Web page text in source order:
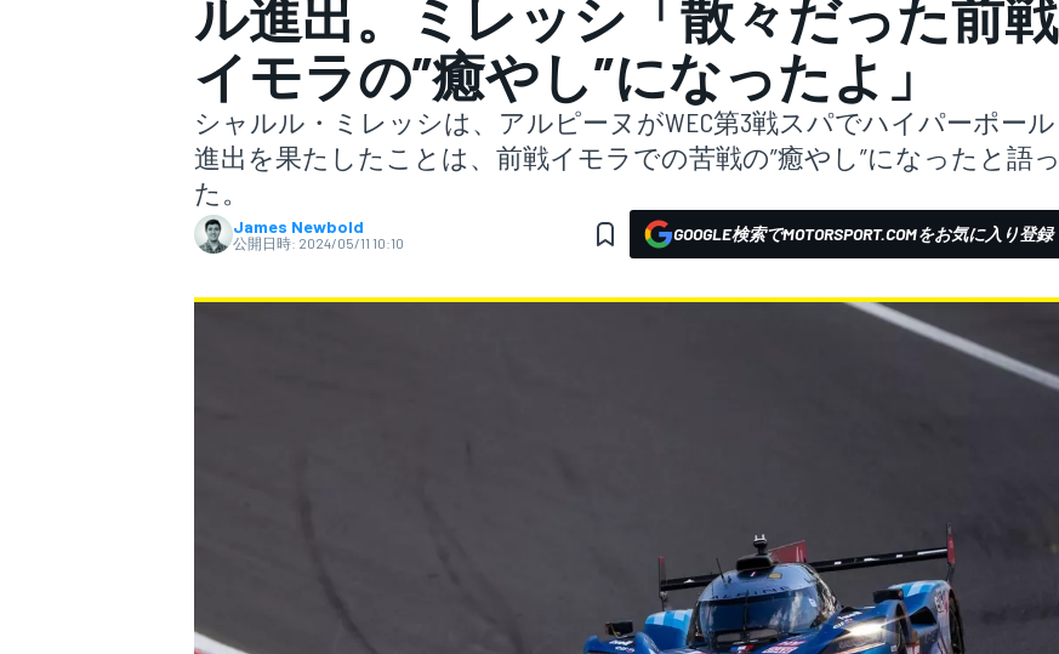
スーパーフォーミュラ
ル進出。ミレッシ「散々だった前戦
イモラの”癒やし”になったよ」
シャルル・ミレッシは、アルピーヌがWEC第3戦スパでハイパーポール
進出を果たしたことは、前戦イモラでの苦戦の”癒やし”になったと語っ
た。
James Newbold
公開日時: 2024/05/11 10:10 GOOGLE検索でMOTORSPORT.COMをお気に入り登録